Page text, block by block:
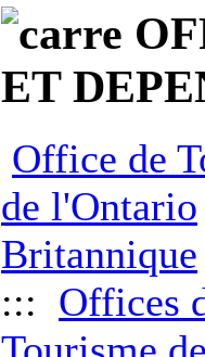
ET
Office de
de l'Ontario
Britannique
::: Offices